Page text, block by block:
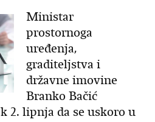
Ministar
prostornoga
uređenja,
graditeljstva i
državne imovine
Branko Bačić
2. lipnja da se uskoro u